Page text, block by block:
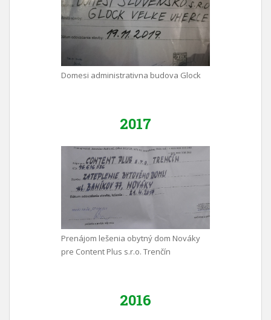
Domesi administrativna budova Glock
2017
Prenájom lešenia obytný dom Nováky
pre Content Plus s.r.o. Trenčín
2016